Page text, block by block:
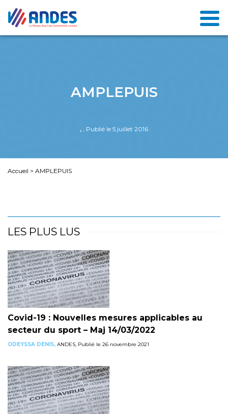
AMPLEPUIS
, , Publié le 5 juillet 2016
Accueil > AMPLEPUIS
LES PLUS LUS
Covid-19 : Nouvelles mesures applicables au
secteur du sport – Maj 14/03/2022
ODEYSSA DENIS, ANDES, Publié le 26 novembre 2021